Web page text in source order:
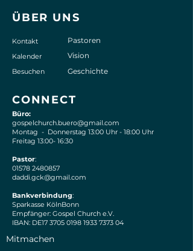
ÜBER UNS
Kontakt Pastoren
Kalender Vision
Besuchen Geschichte
Büro:
gospelchurch.buero@gmail.com
Montag - Donnerstag 13:00 Uhr - 18:00 Uhr
Freitag 13:00- 16:30
Pastor:
01578 2480857
daddi.gck@gmail.com
Bankverbindung:
Sparkasse KölnBonn
Empfänger: Gospel Church e.V.
IBAN: DE17 3705 0198 1933 7373 04
CONNECT
Mitmachen